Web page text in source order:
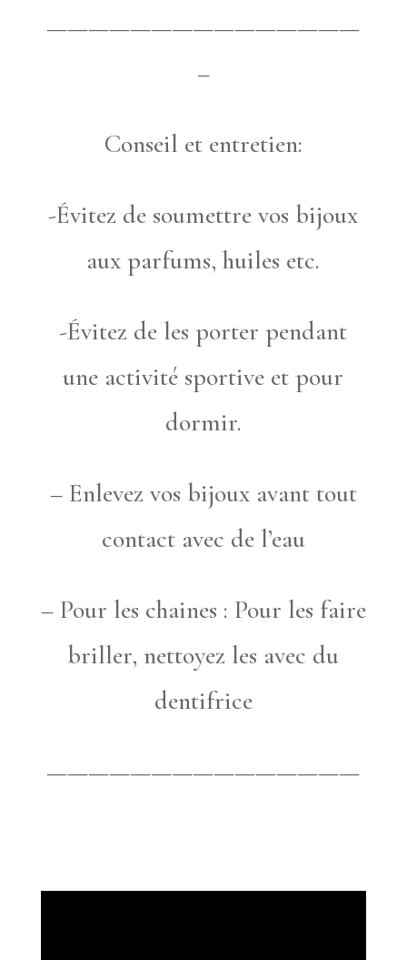
———————————————
–
Conseil et entretien:
-Évitez de soumettre vos bijoux
aux parfums, huiles etc.
-Évitez de les porter pendant
une activité sportive et pour
dormir.
– Enlevez vos bijoux avant tout
contact avec de l’eau
– Pour les chaines : Pour les faire
briller, nettoyez les avec du
dentifrice
———————————————